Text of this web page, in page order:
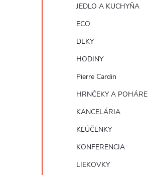
JEDLO A KUCHYŇA
ECO
DEKY
HODINY
Pierre Cardin
HRNČEKY A POHÁRE
KANCELÁRIA
KĽÚČENKY
KONFERENCIA
LIEKOVKY